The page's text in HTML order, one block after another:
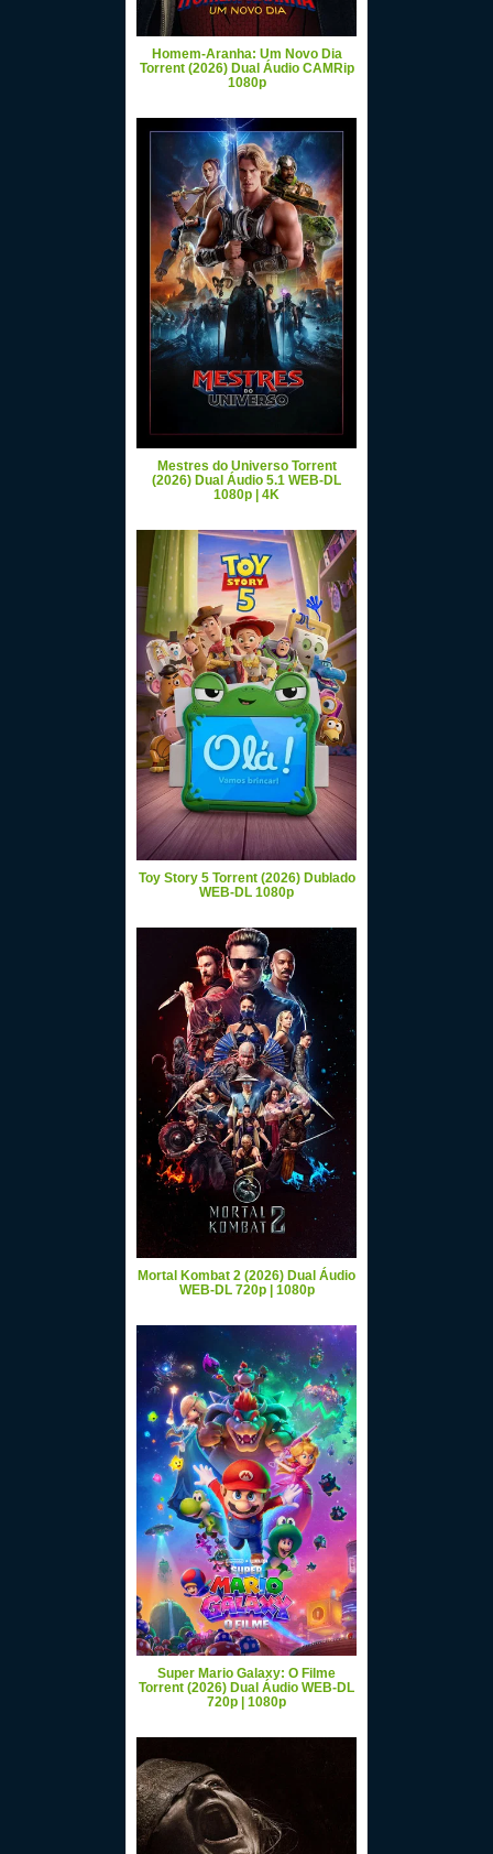
Homem-Aranha: Um Novo Dia
Torrent (2026) Dual Áudio CAMRip
1080p
Mestres do Universo Torrent
(2026) Dual Áudio 5.1 WEB-DL
1080p | 4K
Toy Story 5 Torrent (2026) Dublado
WEB-DL 1080p
Mortal Kombat 2 (2026) Dual Áudio
WEB-DL 720p | 1080p
Super Mario Galaxy: O Filme
Torrent (2026) Dual Áudio WEB-DL
720p | 1080p